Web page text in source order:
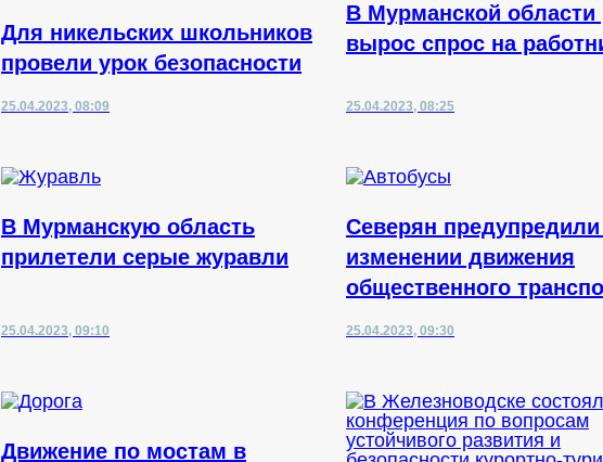
Для никельских школьников
провели урок безопасности
25.04.2023, 08:09
В Мурманской области
вырос спрос на
25.04.2023, 08:25
В Мурманскую область
прилетели серые журавли
25.04.2023, 09:10
Северян
изменении движения
общественного
25.04.2023, 09:30
Движение по мостам в